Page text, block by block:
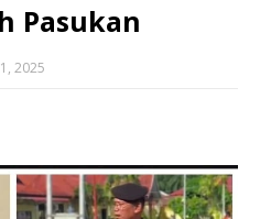
Pasukan
2025